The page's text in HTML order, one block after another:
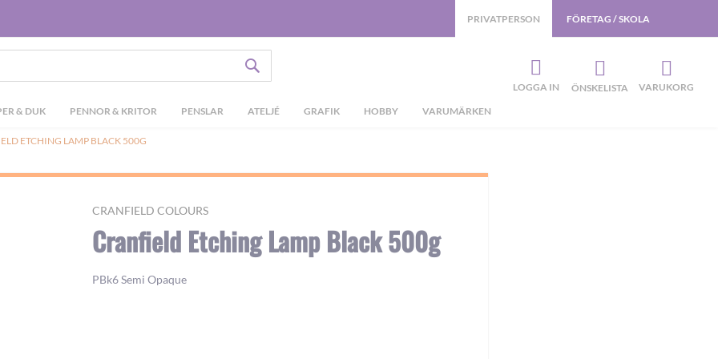
& DUK PENNOR & KRITOR PENSLAR ATELJÉ GRAFIK HOBBY VARUMÄRKEN
PRIVATPERSON FÖRETAG / SKOLA
LOGGA IN ÖNSKELISTA VARUKORG
ETCHING LAMP BLACK 500G
CRANFIELD COLOURS
Cranfield Etching Lamp Black 500g
PBk6 Semi Opaque